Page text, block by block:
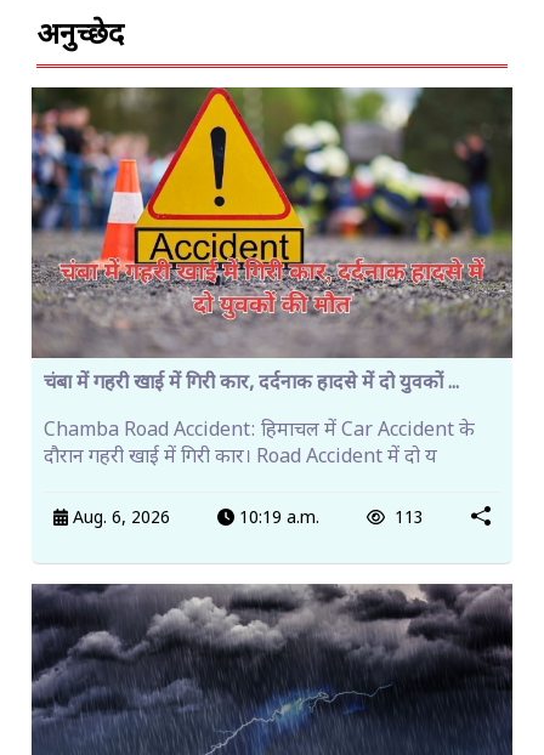
अनुच्छेद
चंबा में गहरी खाई में गिरी कार, दर्दनाक हादसे में दो युवकों ...
Chamba Road Accident: हिमाचल में Car Accident के
दौरान गहरी खाई में गिरी कार। Road Accident में दो य
Aug. 6, 2026 10:19 a.m. 113